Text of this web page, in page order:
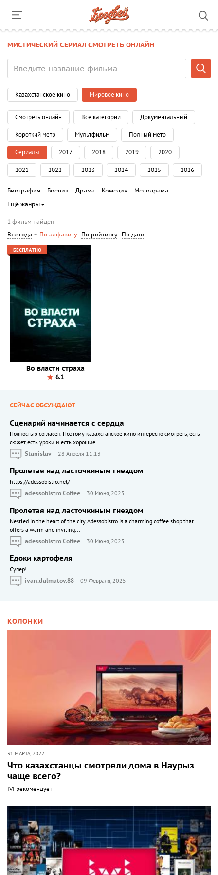
МИСТИЧЕСКИЙ СЕРИАЛ СМОТРЕТЬ ОНЛАЙН
Казахстанское кино Мировое кино
Смотреть онлайн Все категории Документальный
Короткий метр Мультфильм Полный метр
Сериалы 2017 2018 2019 2020
2021 2022 2023 2024 2025 2026
Биография Боевик Драма Комедия
Мелодрама
Ещё жанры
1 фильм найден
Все года
По алфавиту По рейтингу По дате
БЕСПЛАТНО
Во власти страха
6.1
СЕЙЧАС ОБСУЖДАЮТ
Сценарий начинается с сердца
Полностью согласен. Поэтому казахстанское кино интересно смотреть, есть
сюжет, есть уроки и есть хорошие...
Stanislav
28 Апреля 11:13
Пролетая над ласточкиным гнездом
https://adessobistro.net/
adessobistro Coffee
30 Июня, 2025
Пролетая над ласточкиным гнездом
Nestled in the heart of the city, Adessobistro is a charming coffee shop that
offers a warm and inviting...
adessobistro Coffee
30 Июня, 2025
Едоки картофеля
Cупер!
ivan.dalmatov.88
09 Февраля, 2025
КОЛОНКИ
31 МАРТА, 2022
Что казахстанцы смотрели дома в Наурыз
чаще всего?
IVI рекомендует